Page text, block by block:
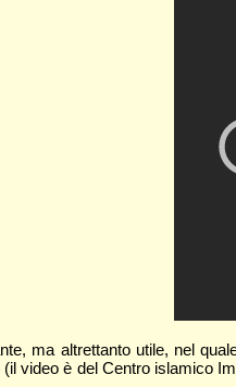
ma altrettanto utile, nel
video è del Centro islamico